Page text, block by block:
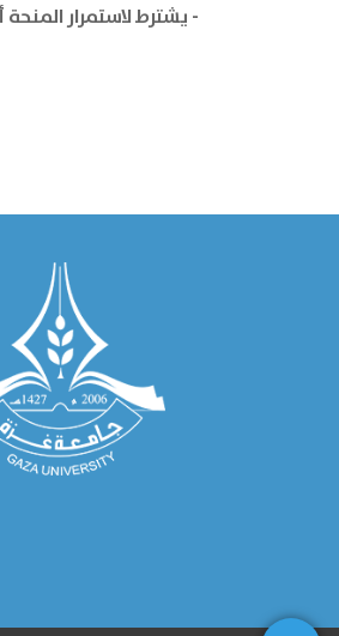
- يشترط لاستمرار المنحة أن يكون الطالب مسجلاً (15